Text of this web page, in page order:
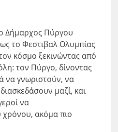
Δήμαρχος Πύργου
το Φεστιβαλ Ολυμπίας
κόσμο ξεκινώντας από
τον Πύργο, δίνοντας
να γνωριστούν, να
μαζί, και
να
ακόμα πιο